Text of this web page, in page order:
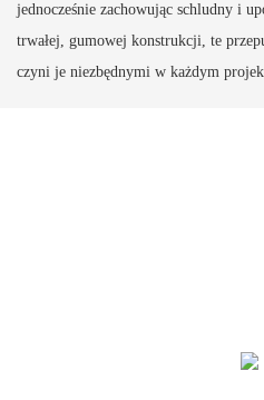
jednocześnie zachowując schludny i
trwałej, gumowej konstrukcji, te
czyni je niezbędnymi w każdym